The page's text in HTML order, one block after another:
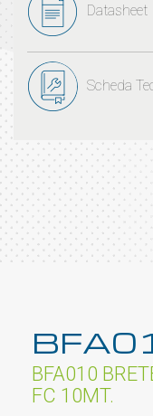
Datasheet
Scheda
BFA010
FC 10MT.